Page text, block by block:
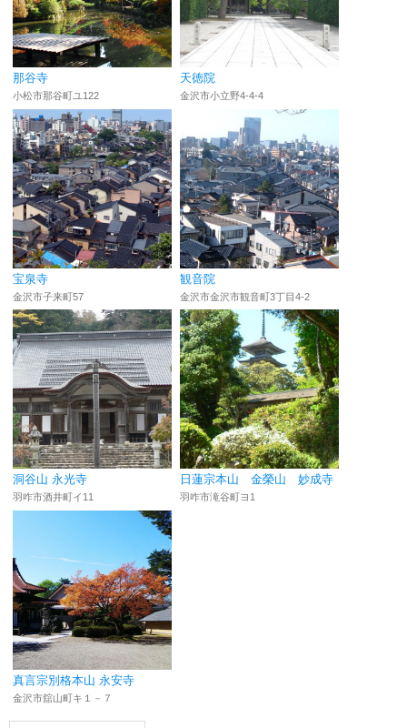
那谷寺
小松市那谷町ユ122
天徳院
金沢市小立野4-4-4
宝泉寺
金沢市子来町57
観音院
金沢市金沢市観音町3丁目4-2
洞谷山 永光寺
羽咋市酒井町イ11
日蓮宗本山 金榮山 妙成寺
羽咋市滝谷町ヨ1
真言宗別格本山 永安寺
金沢市舘山町キ１－７